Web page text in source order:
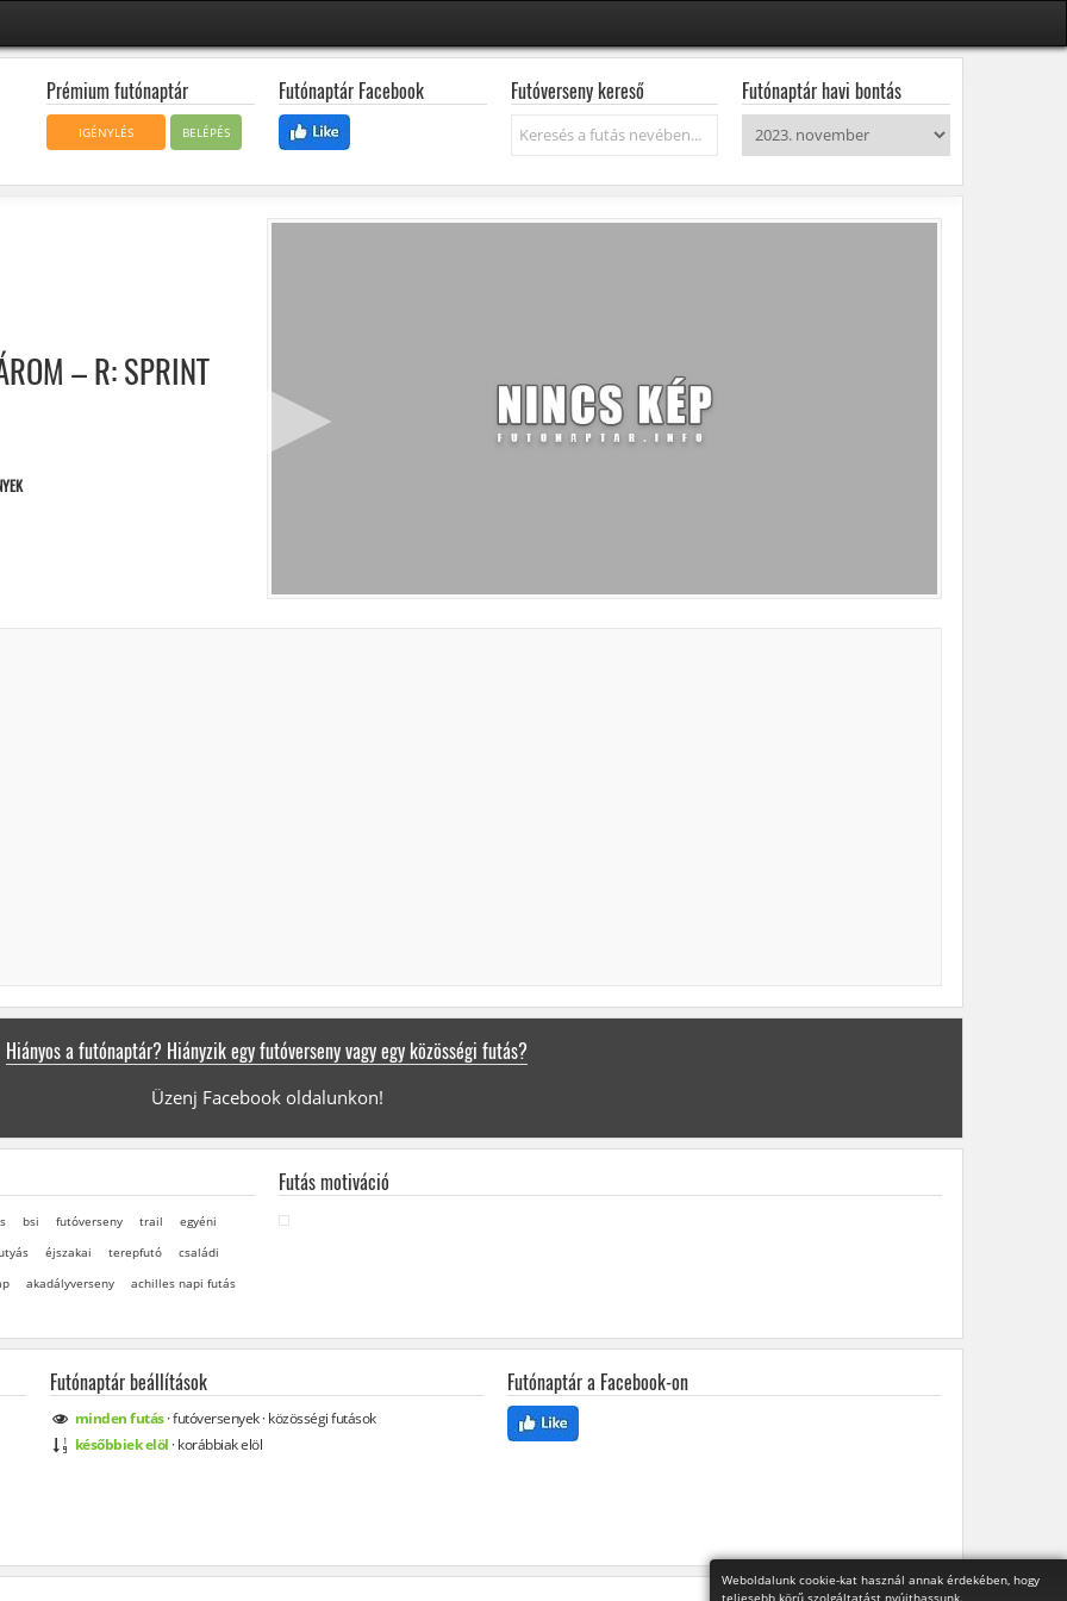
Prémium futónaptár
IGÉNYLÉS BELÉPÉS
Futónaptár Facebook Futóverseny kereső
Keresés...
Futónaptár havi bontás
– R: SPRINT
Hiányos a futónaptár? Hiányzik egy futóverseny vagy egy közösségi futás?
Üzenj Facebook oldalunkon!
bsi futóverseny trail
egyéni
éjszakai terepfutó
családi
akadályverseny
achilles napi futás
Futás motiváció
Futónaptár beállítások
mindenfutás·futóversenyek·közösségifutások
későbbiek elöl ·korábbiak elöl
Futónaptár a Facebook-on
Weboldalunk cookie-kat használ annak érdekében, hogy
teljesebb körű szolgáltatást nyújthassunk.